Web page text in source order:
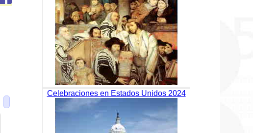
Celebraciones en Estados Unidos 2024